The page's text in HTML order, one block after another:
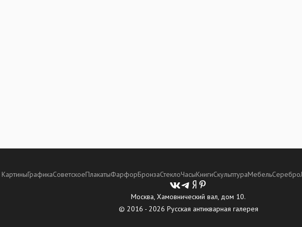
КартиныГрафикаСоветскоеПлакатыФарфорБронзаСтеклоЧасыКнигиСкульптураМебельСеребро
Москва, Хамовнический вал, дом 10.
© 2016 - 2026 Русская антикварная галерея